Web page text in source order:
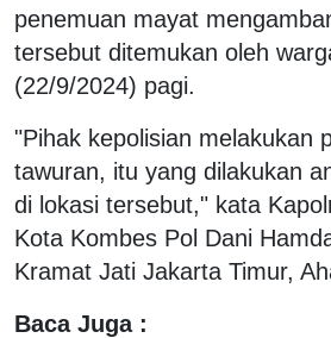
penemuan mayat
tersebut ditemukan oleh
(22/9/2024) pagi.
"Pihak kepolisian melakukan
tawuran, itu yang dilakukan
di lokasi tersebut," kata
Kota Kombes Pol Dani
Kramat Jati Jakarta Timur,
Baca Juga :